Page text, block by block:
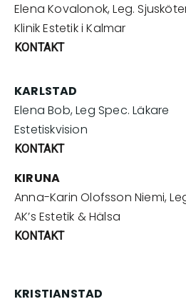
Elena Kovalonok, Leg.
Klinik Estetik i Kalmar
KONTAKT
KARLSTAD
Elena Bob, Leg Spec. Läkare
Estetiskvision
KONTAKT
KIRUNA
Anna-Karin Olofsson Niemi,
AK’s Estetik & Hälsa
KONTAKT
KRISTIANSTAD